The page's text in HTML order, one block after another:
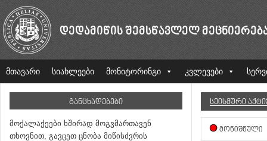
ᲓᲔᲓᲐᲛᲘᲬᲘᲡ ᲨᲔᲛᲡᲬᲐᲕᲚᲔᲚ
მთავარი სიახლეები მონიტორინგი კვლევები
ᲒᲐᲜᲪᲮᲐᲓᲔᲑᲔᲑᲘ
მოქალაქეები ხშირად მოგვმართავენ
თხოვნით, გავცეთ ცნობა მიწისძვრის
ᲡᲔᲘᲡᲛᲣᲠᲘ
ᲛᲝᲜᲘᲨᲜᲣᲚᲘ